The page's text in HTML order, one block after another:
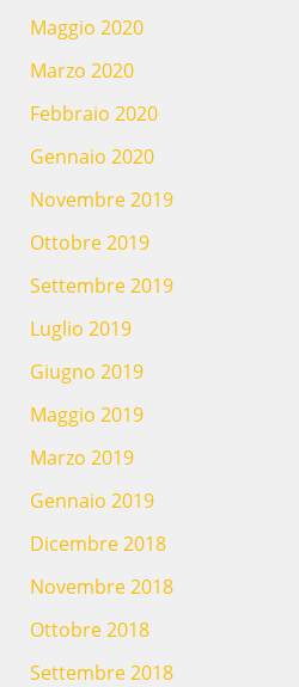
Maggio 2020
Marzo 2020
Febbraio 2020
Gennaio 2020
Novembre 2019
Ottobre 2019
Settembre 2019
Luglio 2019
Giugno 2019
Maggio 2019
Marzo 2019
Gennaio 2019
Dicembre 2018
Novembre 2018
Ottobre 2018
Settembre 2018